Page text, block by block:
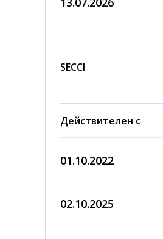
SECCI
Действителен с
01.10.2022
02.10.2025